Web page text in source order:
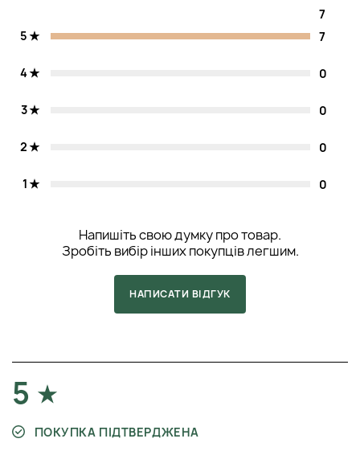
7
5
7
4 0
3 0
2 0
1 0
Напишіть свою думку про товар.
Зробіть вибір інших покупців легшим.
НАПИСАТИ ВІДГУК
5
ПОКУПКА ПІДТВЕРДЖЕНА